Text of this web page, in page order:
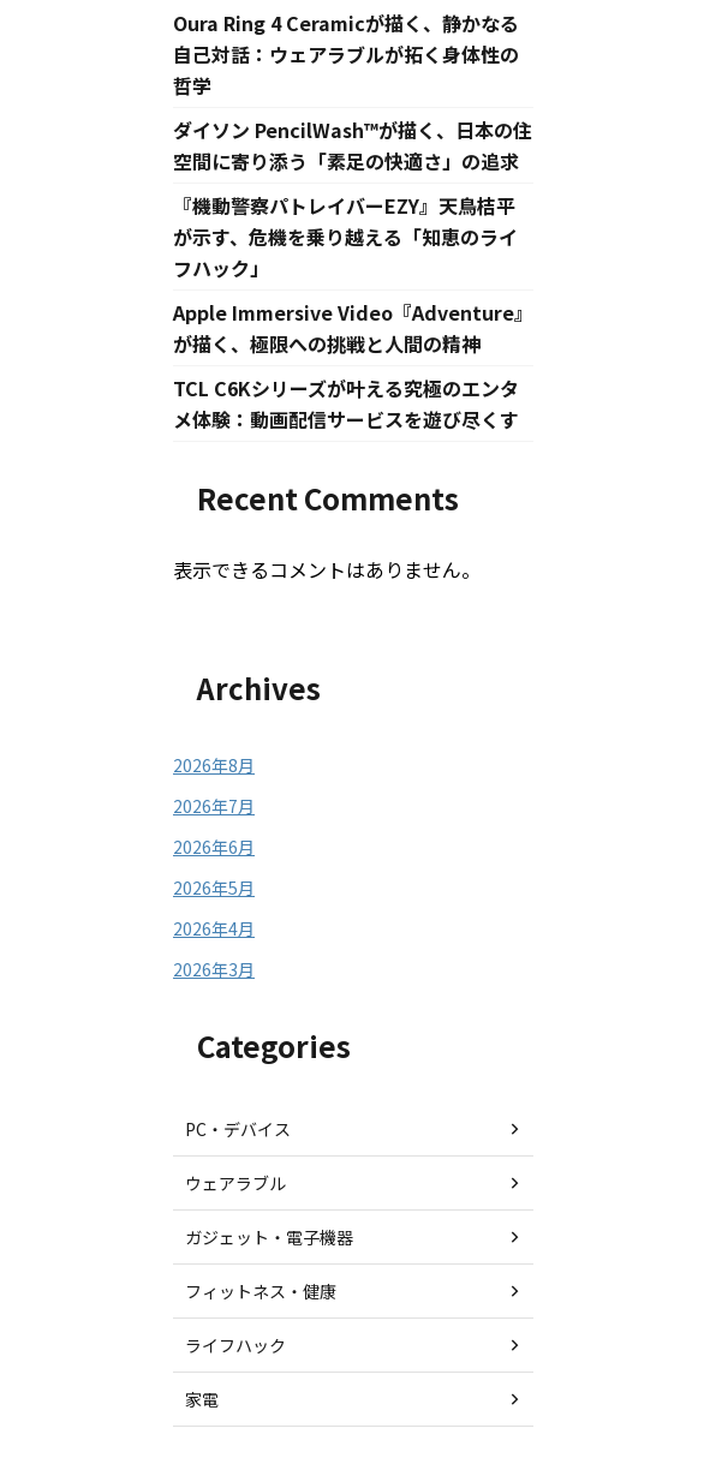
Oura Ring 4 Ceramicが描く、静かなる
自己対話：ウェアラブルが拓く身体性の
哲学
ダイソン PencilWash™が描く、日本の住
空間に寄り添う「素足の快適さ」の追求
『機動警察パトレイバーEZY』天鳥桔平
が示す、危機を乗り越える「知恵のライ
フハック」
Apple Immersive Video『Adventure』
が描く、極限への挑戦と人間の精神
TCL C6Kシリーズが叶える究極のエンタ
メ体験：動画配信サービスを遊び尽くす
Recent Comments
表示できるコメントはありません。
Archives
2026年8月
2026年7月
2026年6月
2026年5月
2026年4月
2026年3月
Categories
PC・デバイス
ウェアラブル
ガジェット・電子機器
フィットネス・健康
ライフハック
家電